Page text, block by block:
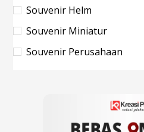
Souvenir Helm
Souvenir Miniatur
Souvenir Perusahaan